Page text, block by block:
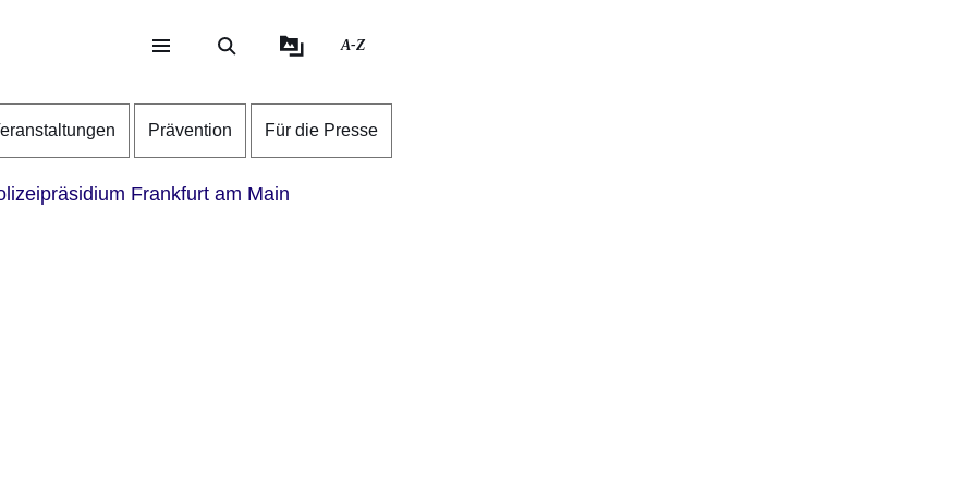
A-Z
Prävention Für die Presse
Frankfurt am Main